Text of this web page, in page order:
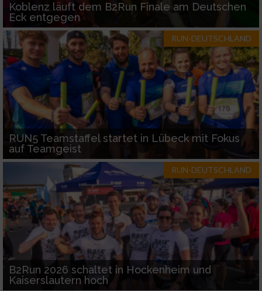
Koblenz läuft dem B2Run Finale am Deutschen
Eck entgegen
RUN-DEUTSCHLAND
RUN5 Teamstaffel startet in Lübeck mit Fokus
auf Teamgeist
RUN-DEUTSCHLAND
B2Run 2026 schaltet in Hockenheim und
Kaiserslautern hoch